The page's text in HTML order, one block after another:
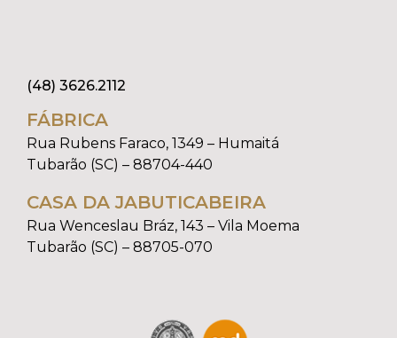
(48) 3626.2112
FÁBRICA
Rua Rubens Faraco, 1349 – Humaitá
Tubarão (SC) – 88704-440
CASA DA JABUTICABEIRA
Rua Wenceslau Bráz, 143 – Vila Moema
Tubarão (SC) – 88705-070